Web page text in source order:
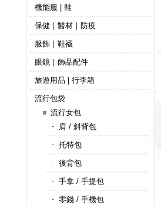
機能服 | 鞋
保健｜醫材｜防疫
服飾｜鞋襪
眼鏡｜飾品配件
旅遊用品 | 行李箱
流行包袋
流行女包
肩 / 斜背包
托特包
後背包
手拿 / 手提包
零錢 / 手機包